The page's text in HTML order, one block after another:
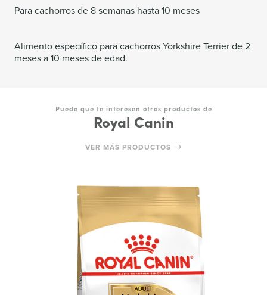
Para cachorros de 8 semanas hasta 10 meses
Alimento específico para cachorros Yorkshire Terrier de 2
meses a 10 meses de edad.
Puede que te interesen otros productos de
Royal Canin
VER MÁS PRODUCTOS